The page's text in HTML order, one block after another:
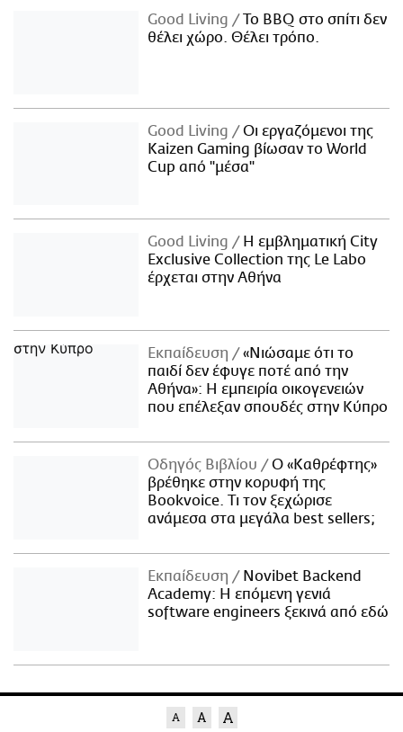
Good Living
Το BBQ στο σπίτι δεν
θέλει χώρο. Θέλει τρόπο.
Good Living
Οι εργαζόμενοι της
Kaizen Gaming βίωσαν το World
Cup από "μέσα"
Good Living
Η εμβληματική City
Exclusive Collection της Le Labo
έρχεται στην Αθήνα
Εκπαίδευση
«Νιώσαμε ότι το
παιδί δεν έφυγε ποτέ από την
Αθήνα»: Η εμπειρία οικογενειών
που επέλεξαν σπουδές στην Κύπρο
Οδηγός Βιβλίου
Ο «Καθρέφτης»
βρέθηκε στην κορυφή της
Bookvoice. Τι τον ξεχώρισε
ανάμεσα στα μεγάλα best sellers;
Εκπαίδευση
Novibet Backend
Academy: Η επόμενη γενιά
software engineers ξεκινά από εδώ